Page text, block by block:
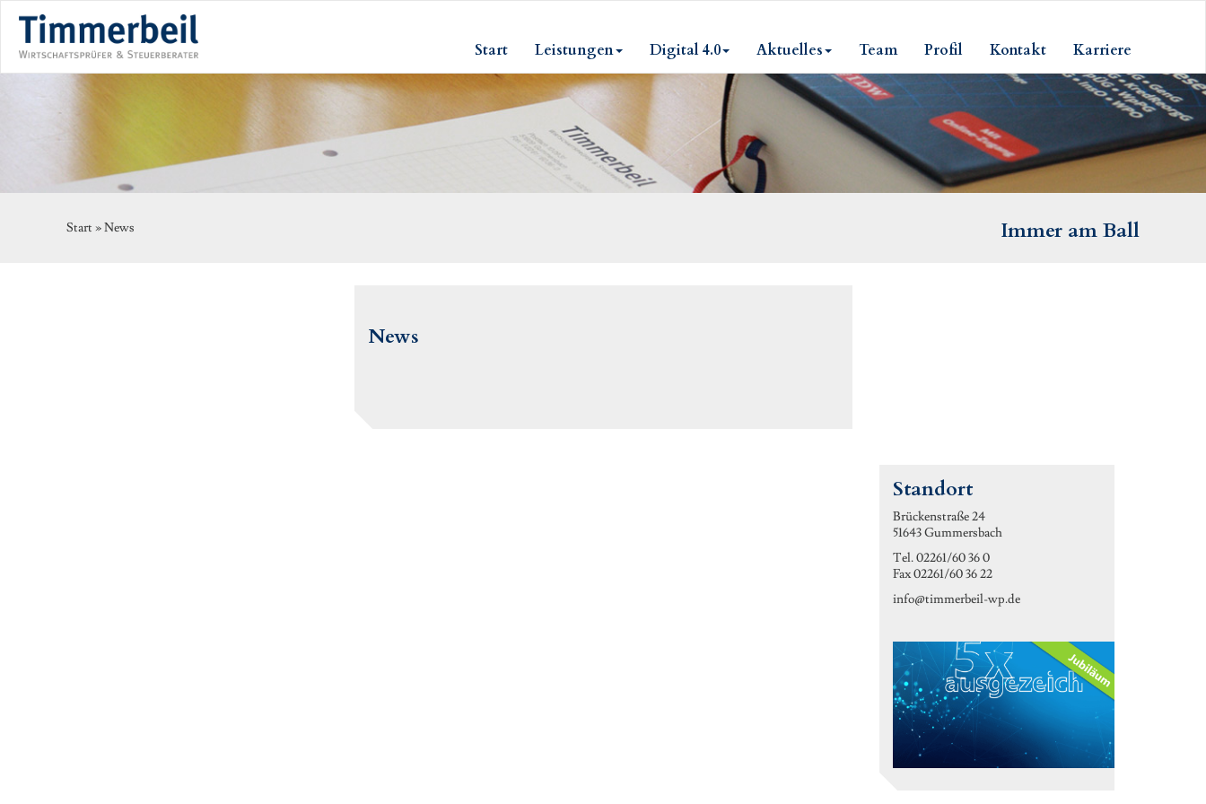
Start Leistungen Digital 4.0 Aktuelles Team Profil Kontakt Karriere
Start »News Immer am Ball
News
Standort
Brückenstraße 24
51643 Gummersbach
Tel. 02261/60 36 0
Fax 02261/60 36 22
info@timmerbeil-wp.de